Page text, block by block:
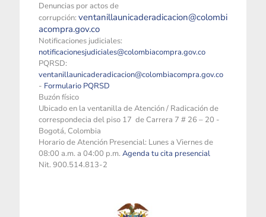
Denuncias por actos de
corrupción: ventanillaunicaderadicacion@colombi
acompra.gov.co
Notificaciones judiciales:
notificacionesjudiciales@colombiacompra.gov.co
PQRSD:
ventanillaunicaderadicacion@colombiacompra.gov.co
- Formulario PQRSD
Buzón físico
Ubicado en la ventanilla de Atención / Radicación de
correspondecia del piso 17 de Carrera 7 # 26 – 20 -
Bogotá, Colombia
Horario de Atención Presencial: Lunes a Viernes de
08:00 a.m. a 04:00 p.m. Agenda tu cita presencial
Nit. 900.514.813-2